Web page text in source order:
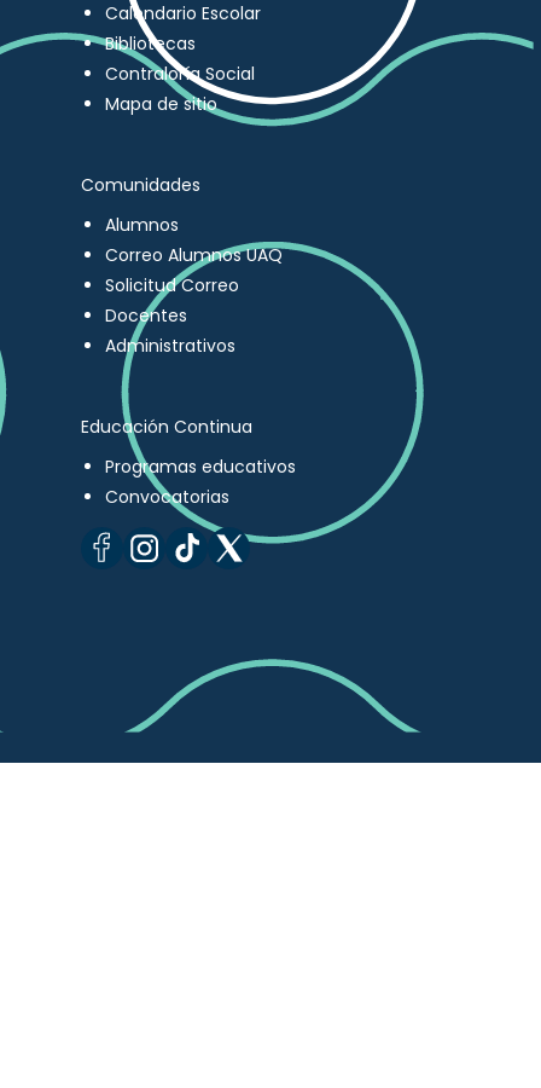
Calendario Escolar
Bibliotecas
Contraloría Social
Mapa de sitio
Comunidades
Alumnos
Correo Alumnos UAQ
Solicitud Correo
Docentes
Administrativos
Educación Continua
Programas educativos
Convocatorias